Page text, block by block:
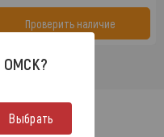
Проверить наличие
ОМСК?
Выбрать